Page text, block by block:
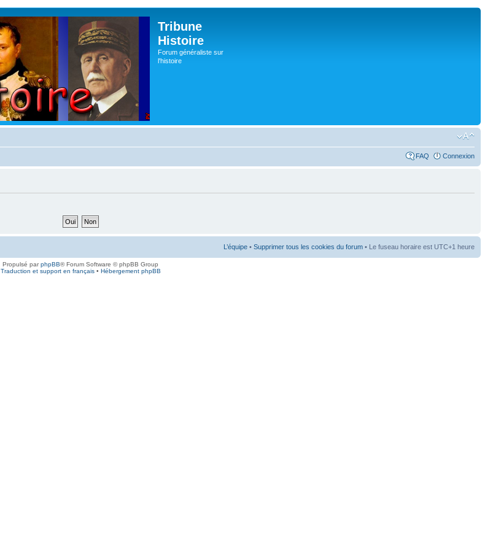
Tribune
Histoire
Forum généraliste sur
l'histoire
FAQ Connexion
L’équipe • Supprimer tous les cookies du forum • Le fuseau horaire est UTC+1 heure
Propulsé parphpBB® Forum Software © phpBB Group
Traduction et support en français• Hébergement phpBB